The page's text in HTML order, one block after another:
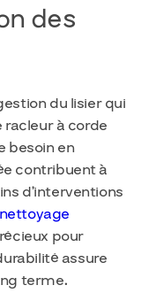
des
du lisier qui
racleur à corde
besoin en
contribuent à
d’interventions
nettoyage
pour
assure
terme.